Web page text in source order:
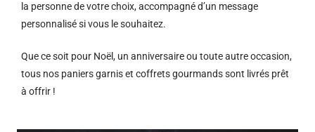
la personne de votre choix, accompagné d’un message
personnalisé si vous le souhaitez.
Que ce soit pour Noël, un anniversaire ou toute autre occasion,
tous nos paniers garnis et coffrets gourmands sont livrés prêt
à offrir !